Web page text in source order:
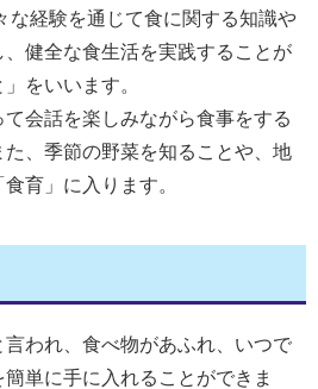
経験を通じて食に関する知識や
健全な食生活を実践することが
をいいます。
会話を楽しみながら食事をする
、季節の野菜を知ることや、地
育」に入ります。
われ、食べ物があふれ、いつで
単に手に入れることができま